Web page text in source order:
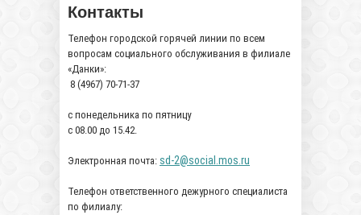
Контакты
Телефон городской горячей линии по всем
вопросам социального обслуживания в филиале
«Данки»:
8 (4967) 70-71-37
с понедельника по пятницу
с 08.00 до 15.42.
Электронная почта: sd-2@social.mos.ru
Телефон ответственного дежурного специалиста
по филиалу: